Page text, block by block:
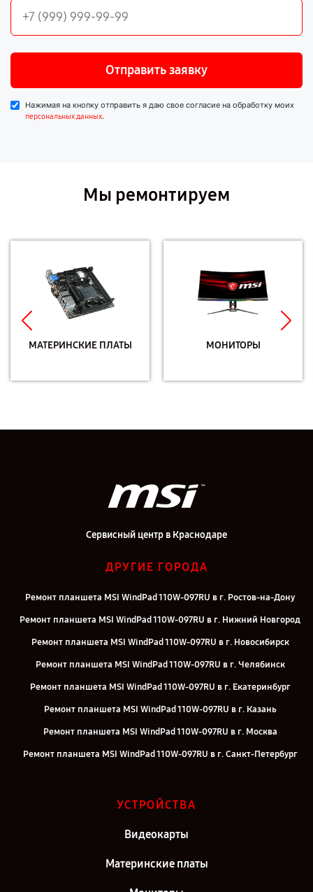
Отправить заявку
Нажимая на кнопку отправить я даю свое согласие на обработку моих
персональных данных.
Мы ремонтируем
МАТЕРИНСКИЕ ПЛАТЫ МОНИТОРЫ
Сервисный центр в Краснодаре
ДРУГИЕ ГОРОДА
Ремонт планшета MSI WindPad 110W-097RU в г. Ростов-на-Дону
Ремонт планшета MSI WindPad 110W-097RU в г. Нижний Новгород
Ремонт планшета MSI WindPad 110W-097RU в г. Новосибирск
Ремонт планшета MSI WindPad 110W-097RU в г. Челябинск
Ремонт планшета MSI WindPad 110W-097RU в г. Екатеринбург
Ремонт планшета MSI WindPad 110W-097RU в г. Казань
Ремонт планшета MSI WindPad 110W-097RU в г. Москва
Ремонт планшета MSI WindPad 110W-097RU в г. Санкт-Петербург
УСТРОЙСТВА
Видеокарты
Материнские платы